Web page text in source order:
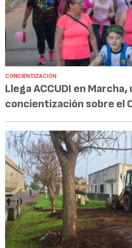
CONCIENTIZACIÓN
Llega ACCUDI en Marcha,
concientización sobre el